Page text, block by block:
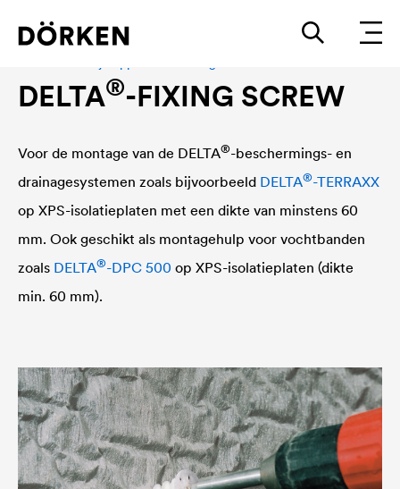
DELTA®-FIXING SCREW
Voor de montage van de DELTA®-beschermings- en
drainagesystemen zoals bijvoorbeeld DELTA®-TERRAXX
op XPS-isolatieplaten met een dikte van minstens 60
mm. Ook geschikt als montagehulp voor vochtbanden
zoals DELTA®-DPC 500 op XPS-isolatieplaten (dikte
min. 60 mm).